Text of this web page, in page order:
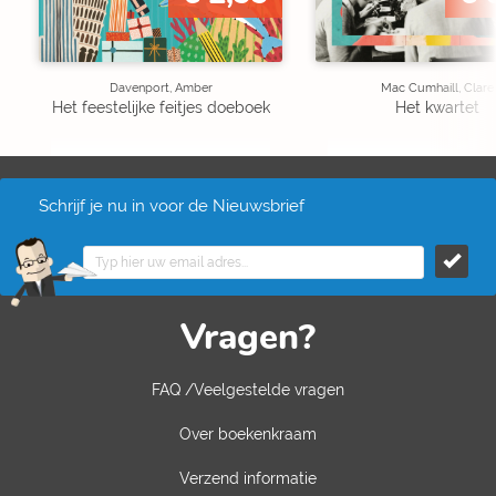
Davenport, Amber
Het feestelijke feitjes doeboek
Mac Cumhaill, Clare
Het kwartet
Schrijf je nu in voor de Nieuwsbrief
Vragen?
FAQ /Veelgestelde vragen
Over boekenkraam
Verzend informatie